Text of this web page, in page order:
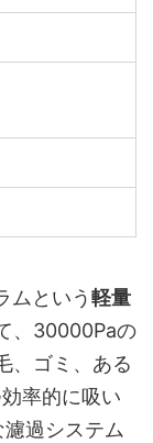
ムという軽量
、30000Paの
、ゴミ、ある
率的に吸い
過システム